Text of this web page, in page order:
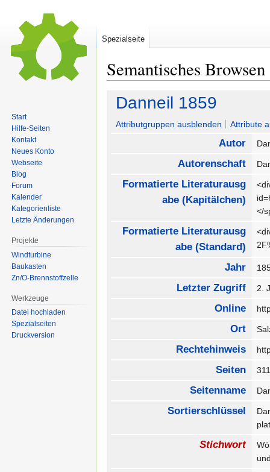
Semantisches Browsen
Zur
Navigation
springen
Zur
Suche
springen
Danneil 1859
Attributgruppen ausblenden Attribute
Autor
Autorenschaft
Formatierte Literaturausg
abe (Kapitälchen)
</
Formatierte Literaturausg
abe (Standard)
Jahr
Letzter Zugriff 2.
Online
Ort
Rechtehinweis
Seiten
Seitenname
Sortierschlüssel
Stichwort
Spezialseite
Start
Hilfe-Seiten
Kontakt
Neues Konto
Webseite
Blog
Forum
Kalender
Kategorienliste
Letzte Änderungen
Projekte
Windturbine
Baukasten
Zn/O-Brennstoffzelle
Werkzeuge
Datei hochladen
Spezialseiten
Druckversion